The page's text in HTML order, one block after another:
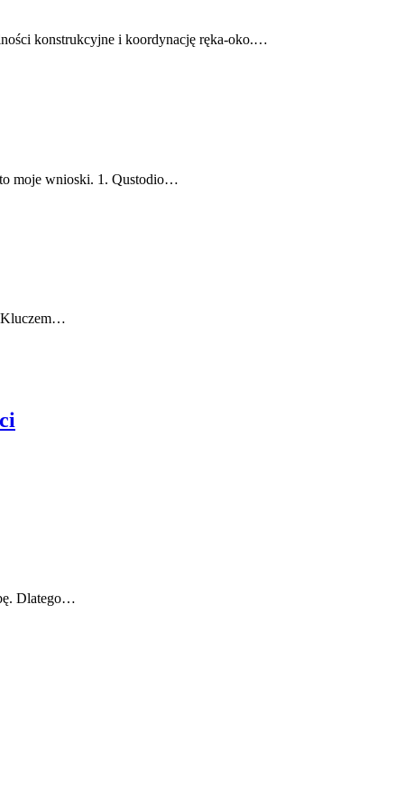
konstrukcyjne i koordynację ręka-oko.…
moje wnioski. 1. Qustodio…
Kluczem…
Dlatego…